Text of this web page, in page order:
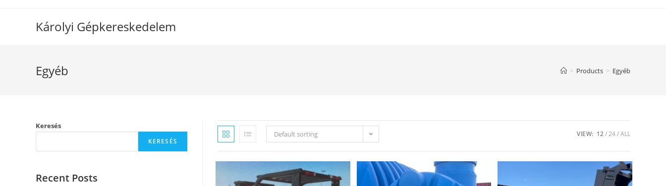
Károlyi Gépkereskedelem
Egyéb > Products > Egyéb
Default sorting VIEW: 12 24 ALL
Keresés
KERESÉS
Recent Posts